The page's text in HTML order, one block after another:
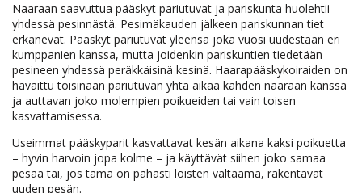
Naaraan saavuttua pääskyt pariutuvat ja pariskunta huolehtii
yhdessä pesinnästä. Pesimäkauden jälkeen pariskunnan tiet
erkanevat. Pääskyt pariutuvat yleensä joka vuosi uudestaan eri
kumppanien kanssa, mutta joidenkin pariskuntien tiedetään
pesineen yhdessä peräkkäisinä kesinä. Haarapääskykoiraiden on
havaittu toisinaan pariutuvan yhtä aikaa kahden naaraan kanssa
ja auttavan joko molempien poikueiden tai vain toisen
kasvattamisessa.
Useimmat pääskyparit kasvattavat kesän aikana kaksi poikuetta
– hyvin harvoin jopa kolme – ja käyttävät siihen joko samaa
pesää tai, jos tämä on pahasti loisten valtaama, rakentavat
uuden pesän.